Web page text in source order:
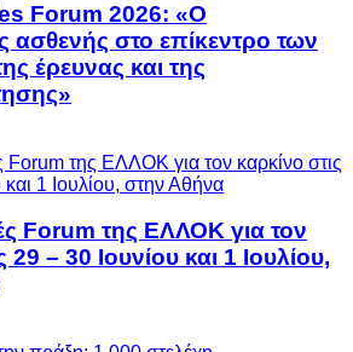
Forum 2026: «Ο
ασθενής στο επίκεντρο των
έρευνας και της
Forum της ΕΛΛΟΚ για τον
29 – 30 Ιουνίου και 1 Ιουλίου,